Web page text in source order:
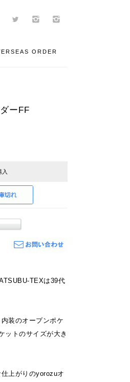
ORDER
ーFF
入
TEXは39代
装のオープンポケ
ットのサイズが大き
上がりのyorozuオ